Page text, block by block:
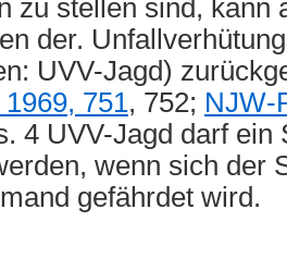
zu stellen sind, kann
der.
UVV-Jagd)
751, 752; NJW-
4 UVV-Jagd darf ein
wenn sich der
gefährdet wird.